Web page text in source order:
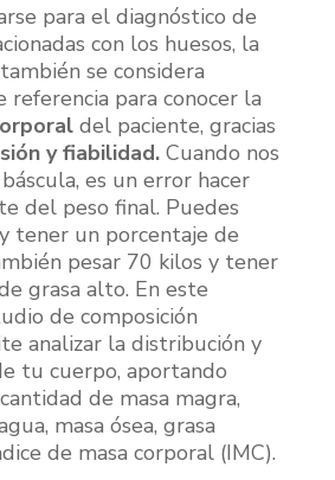
para el diagnóstico de
con los huesos, la
se considera
referencia para conocer la
del paciente, gracias
y fiabilidad.Cuando nos
es un error hacer
del peso final. Puedes
tener un porcentaje de
pesar 70 kilos y tener
grasa alto. En este
de composición
analizar la distribución y
tu cuerpo, aportando
de masa magra,
masa ósea, grasa
de masa corporal (IMC).